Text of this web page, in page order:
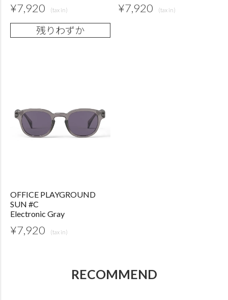
¥7,920
残りわずか
¥7,920
OFFICE PLAYGROUND
SUN #C
Electronic Gray
¥7,920
RECOMMEND